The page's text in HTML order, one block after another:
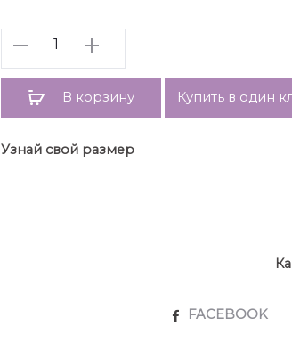
Количество
В корзину Купить в один
Узнай свой размер
SHARE
FACEBOOK